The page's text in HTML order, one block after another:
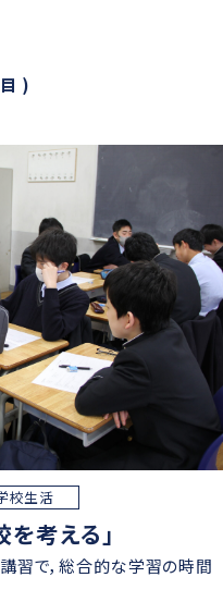
)
校生活
考える」
習で，総合的な学習の時間